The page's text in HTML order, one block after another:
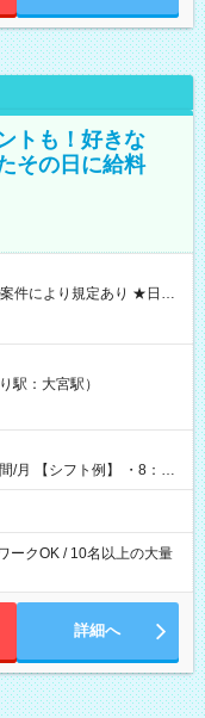
トも！好きな
その日に給料
現金GET♪ お仕事後はコ
用期間】試
駅：大宮駅）
8：00
ークOK / 10名以上の大量
詳細へ